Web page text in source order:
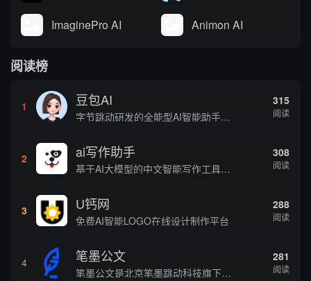
ImaginePro AI Animon AI
阅读榜
1 豆包AI
字节跳动研发的全能型AI智能助手，提供智能对话、知识问答、内容创作、学习办公等一站式AI服务
315
阅读
2 ai写作助手
基于AI大模型的中文智能写作工具，面向学生、自媒体、职场人士提供一站式文本创作服务 核心定位 AI写作助手是依托人工智能技术打造的创作辅助平台，专注中文文本生成与优化，帮助用户快速完成各类文案、文章、论文等内容创作，提升写作效率 核心功能 ...
308
阅读
3 U钙网
免费AI智能LOGO在线设计制作平台
288
阅读
4 笔墨公文
笔墨公文是北京笔墨跳动科技旗下垂直公文赛道 AIGC 创作平台，深耕体制公文专业场景，依托海量标准公文语料训练专属大模型。平台整合 AI 公文生成、全维度智能校对、范文库、实时更新素材库、标准化公文模板五大核心板块，兼顾公文快速撰写、文稿合...
281
阅读